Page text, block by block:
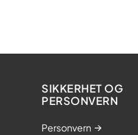
SIKKERHET OG
PERSONVERN
Personvern